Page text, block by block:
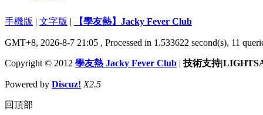
手機版 | 文字版 | 【學友熱】Jacky Fever Club
GMT+8, 2026-8-7 21:05 , Processed in 1.533622 second(s), 11
Copyright © 2012 學友熱 Jacky Fever Club | 技術支持
Powered by Discuz! X2.5
回頂部